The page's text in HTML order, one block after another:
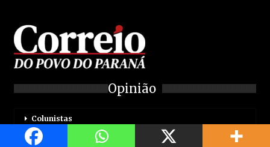
Opinião
Colunistas
Editorias